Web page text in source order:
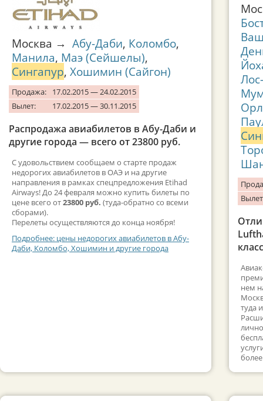
Москва → Абу-Даби, Коломбо,
Манила, Маэ (Сейшелы),
Сингапур, Хошимин (Сайгон)
Продажа:
17.02.2015 — 24.02.2015
Вылет:
17.02.2015 — 30.11.2015
Распродажа авиабилетов в Абу-Даби и
другие города — всего от 23800 руб.
С удовольствием сообщаем о старте продаж
недорогих авиабилетов в ОАЭ и на другие
направления в рамках спецпредложения Etihad
Airways! До 24 февраля можно купить билеты по
цене всего от23800 руб. (туда-обратно со всеми
сборами).
Перелеты осуществляются до конца ноября!
Подробнее: цены недорогих авиабилетов в Абу-
Даби, Коломбо, Хошимин и другие города
нем
туда